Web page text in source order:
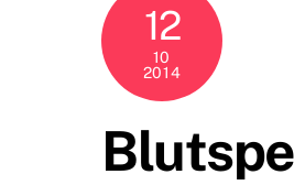
12
10
2014